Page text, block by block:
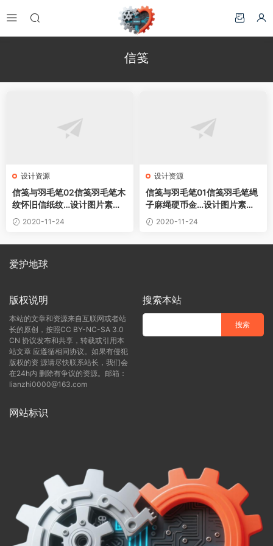
信笺
设计资源
信笺与羽毛笔02信笺羽毛笔木
纹怀旧信纸纹…设计图片素材
下载2020-11-24
设计资源
信笺与羽毛笔01信笺羽毛笔绳
子麻绳硬币金…设计图片素材
下载2020-11-24
爱护地球
版权说明
本站的文章和资源来自互联网或者站
长的原创，按照CC BY-NC-SA 3.0
CN 协议发布和共享，转载或引用本
站文章 应遵循相同协议。如果有侵犯
版权的资 源请尽快联系站长，我们会
在24h内 删除有争议的资源。邮箱：
lianzhi0000@163.com
搜索本站
网站标识